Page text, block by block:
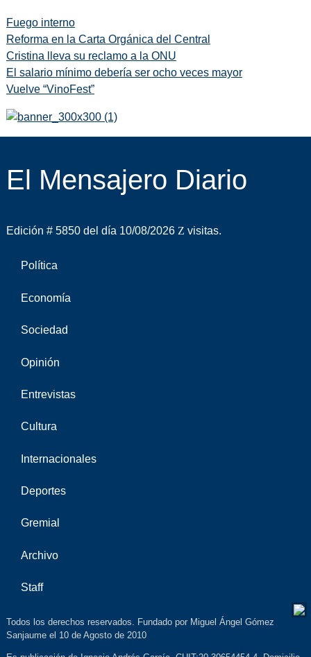
Fuego interno
Reforma en la Carta Orgánica del Central
Cristina lleva su reclamo a la ONU
El salario mínimo debería ser ocho veces mayor
Vuelve “VinoFest”
El Mensajero Diario
Edición # 5850 del día 10/08/2026 visitas.
Política
Economía
Sociedad
Opinión
Entrevistas
Cultura
Internacionales
Deportes
Gremial
Archivo
Staff
Todos los derechos reservados. Fundado por Miguel Ángel Gómez
Sanjaume el 10 de Agosto de 2010